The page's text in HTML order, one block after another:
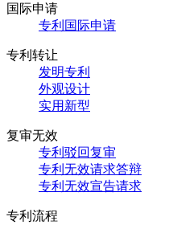
国际申请
专利国际申请
专利转让
发明专利
外观设计
实用新型
复审无效
专利驳回复审
专利无效请求答辩
专利无效宣告请求
专利流程